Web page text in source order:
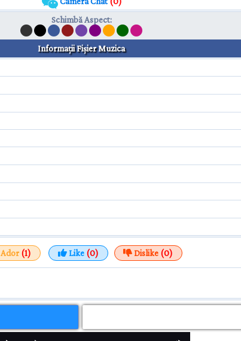
Schimbă Aspect:
Informaţii Fişier Muzica
Ador(1) Like (0) Dislike (0)